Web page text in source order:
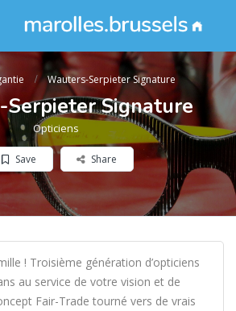
Wauters-Serpieter Signature
Signature
Opticiens
Save Share
! Troisième génération d’opticiens
au service de votre vision et de
Fair-Trade tourné vers de vrais